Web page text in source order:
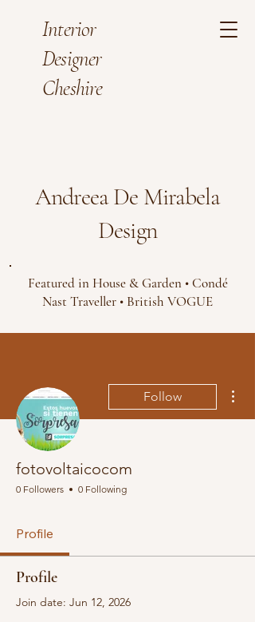
Interior
Designer
Cheshire
Andreea De Mirabela
Design
Featured in House & Garden • Condé
Nast Traveller • British VOGUE
Follow
fotovoltaicocom
0 Followers 0 Following
Profile
Profile
Join date: Jun 12, 2026